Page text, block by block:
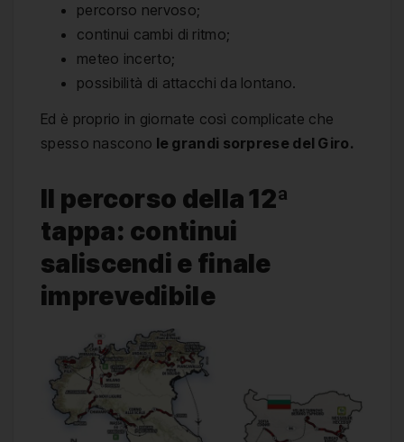
percorso nervoso;
continui cambi di ritmo;
meteo incerto;
possibilità di attacchi da lontano.
Ed è proprio in giornate così complicate che
spesso nascono le grandi sorprese del Giro.
Il percorso della 12ª
tappa: continui
saliscendi e finale
imprevedibile